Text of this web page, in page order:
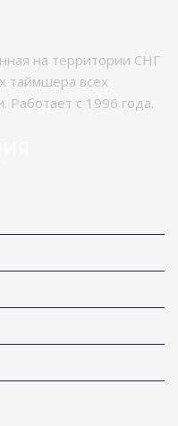
на территории СНГ
таймшера всех
Работает с 1996 года.